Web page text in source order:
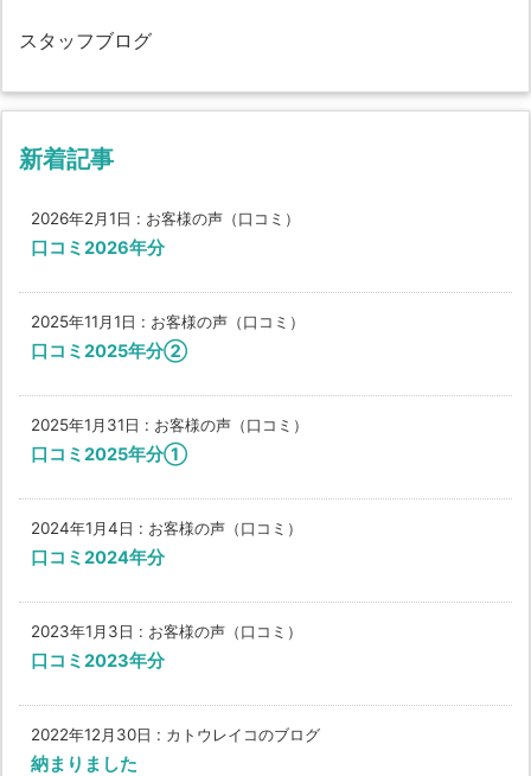
スタッフブログ
新着記事
2026年2月1日 : お客様の声（口コミ）
口コミ2026年分
2025年11月1日 : お客様の声（口コミ）
口コミ2025年分②
2025年1月31日 : お客様の声（口コミ）
口コミ2025年分①
2024年1月4日 : お客様の声（口コミ）
口コミ2024年分
2023年1月3日 : お客様の声（口コミ）
口コミ2023年分
2022年12月30日 : カトウレイコのブログ
納まりました